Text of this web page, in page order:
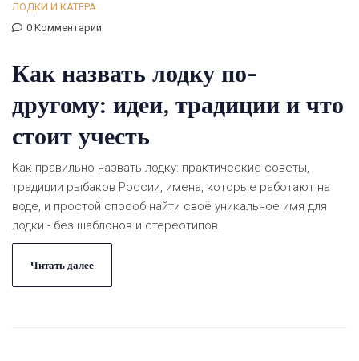
ЛОДКИ И КАТЕРА
0 Комментарии
Как назвать лодку по-
другому: идеи, традиции и что
стоит учесть
Как правильно назвать лодку: практические советы,
традиции рыбаков России, имена, которые работают на
воде, и простой способ найти своё уникальное имя для
лодки - без шаблонов и стереотипов.
Читать далее